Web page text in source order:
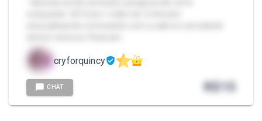
cryforquincy
CHAT R$15